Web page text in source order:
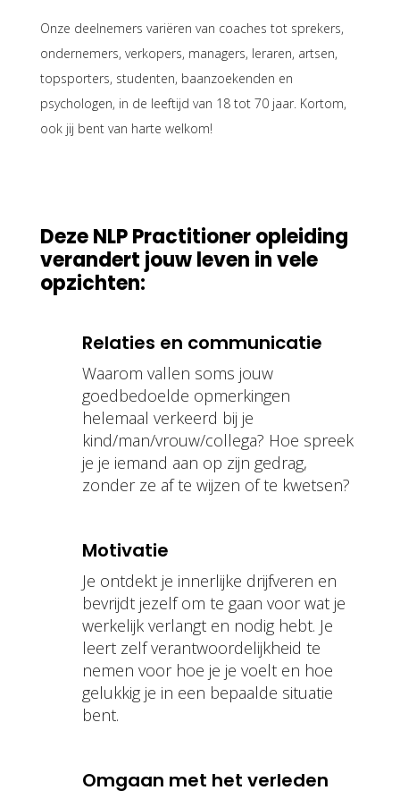
Onze deelnemers variëren van coaches tot sprekers,
ondernemers, verkopers, managers, leraren, artsen,
topsporters, studenten, baanzoekenden en
psychologen, in de leeftijd van 18 tot 70 jaar. Kortom,
ook jij bent van harte welkom!
Deze NLP Practitioner opleiding
verandert jouw leven in vele
opzichten:
Relaties en communicatie
Waarom vallen soms jouw
goedbedoelde opmerkingen
helemaal verkeerd bij je
kind/man/vrouw/collega? Hoe spreek
je je iemand aan op zijn gedrag,
zonder ze af te wijzen of te kwetsen?
Motivatie
Je ontdekt je innerlijke drijfveren en
bevrijdt jezelf om te gaan voor wat je
werkelijk verlangt en nodig hebt. Je
leert zelf verantwoordelijkheid te
nemen voor hoe je je voelt en hoe
gelukkig je in een bepaalde situatie
bent.
Omgaan met het verleden